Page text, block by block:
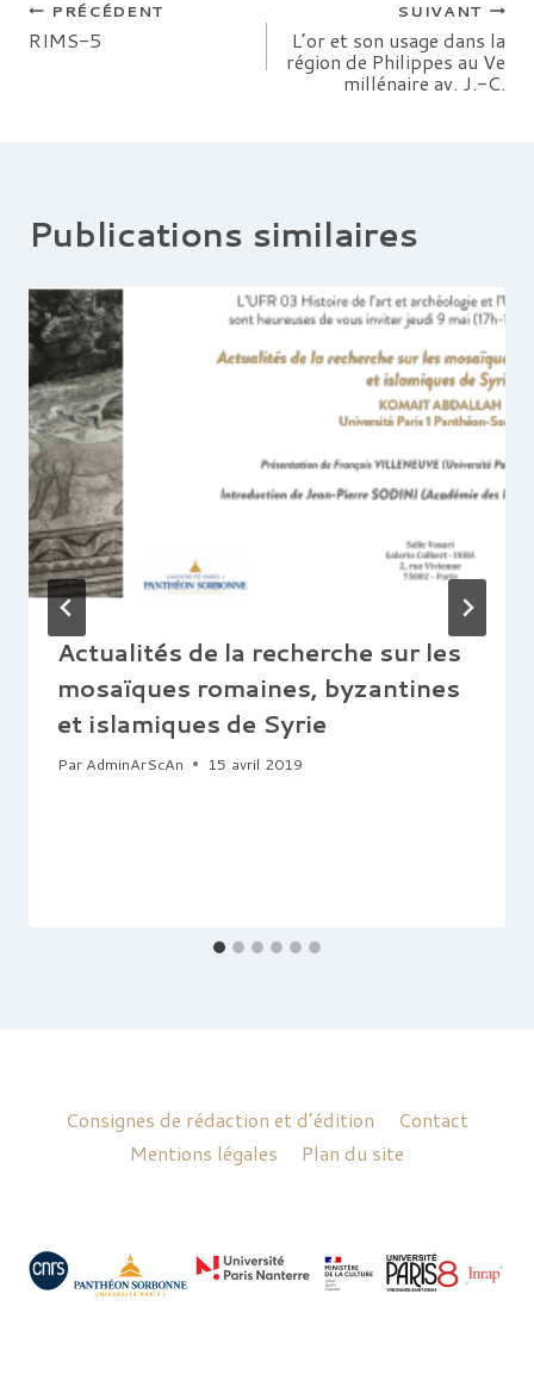
Navigation
PRÉCÉDENT
RIMS-5
SUIVANT
L’or et son usage dans la
région de Philippes au Ve
millénaire av. J.-C.
Publications similaires
Actualités de la recherche sur les
mosaïques romaines, byzantines
et islamiques de Syrie
Par AdminArScAn 15 avril 2019
Consignes de rédaction et d’édition
Contact
Mentions légales
Plan du site